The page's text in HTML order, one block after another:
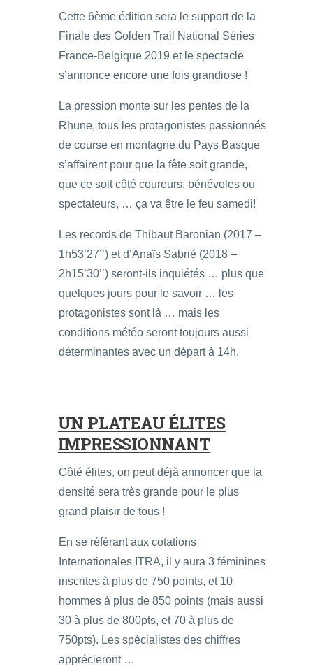
Cette 6ème édition sera le support de la
Finale des Golden Trail National Séries
France-Belgique 2019 et le spectacle
s’annonce encore une fois grandiose !
La pression monte sur les pentes de la
Rhune, tous les protagonistes passionnés
de course en montagne du Pays Basque
s’affairent pour que la fête soit grande,
que ce soit côté coureurs, bénévoles ou
spectateurs, … ça va être le feu samedi!
Les records de Thibaut Baronian (2017 –
1h53’27’’) et d’Anaïs Sabrié (2018 –
2h15’30’’) seront-ils inquiétés … plus que
quelques jours pour le savoir … les
protagonistes sont là … mais les
conditions météo seront toujours aussi
déterminantes avec un départ à 14h.
UN PLATEAU ÉLITES
IMPRESSIONNANT
Côté élites, on peut déjà annoncer que la
densité sera très grande pour le plus
grand plaisir de tous !
En se référant aux cotations
Internationales ITRA, il y aura 3 féminines
inscrites à plus de 750 points, et 10
hommes à plus de 850 points (mais aussi
30 à plus de 800pts, et 70 à plus de
750pts). Les spécialistes des chiffres
apprécieront …